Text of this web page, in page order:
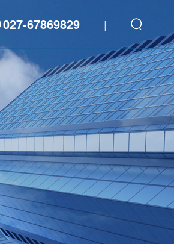
体化敏捷开发平台
软件 3DDFM
软件 3DDFC
软件 3DAST
软件 3DMPS
技
重型装备
能源电力
027-67869829 |